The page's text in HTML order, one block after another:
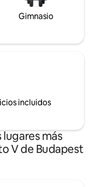
Gimnasio
incluidos
más
V de Budapest